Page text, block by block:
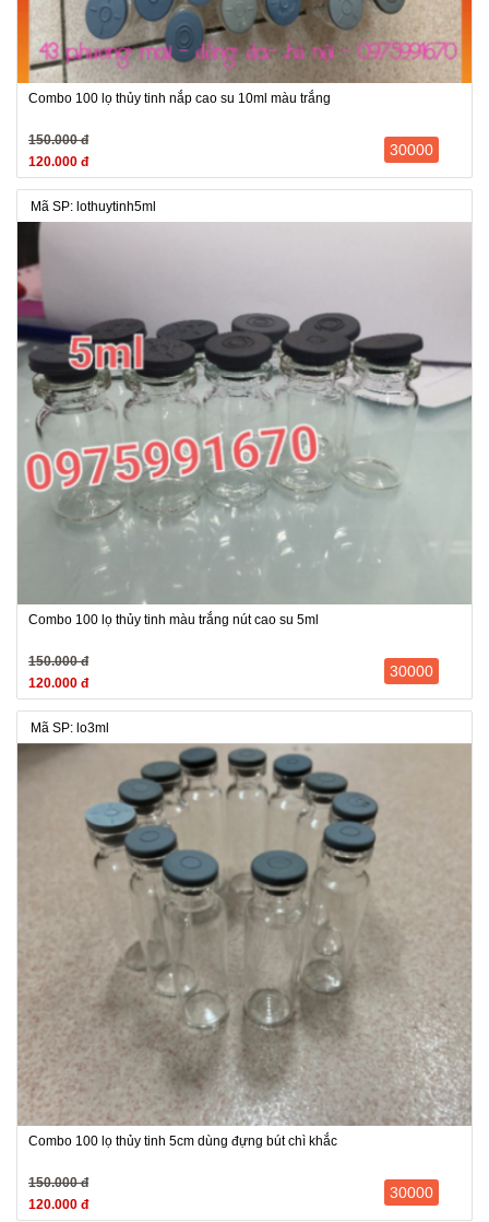
Combo 100 lọ thủy tinh nắp cao su 10ml màu trắng
150.000 đ
120.000 đ
30000
Mã SP: lothuytinh5ml
Combo 100 lọ thủy tinh màu trắng nút cao su 5ml
150.000 đ
120.000 đ
30000
Mã SP: lo3ml
Combo 100 lọ thủy tinh 5cm dùng đựng bút chì khắc
150.000 đ
120.000 đ
30000